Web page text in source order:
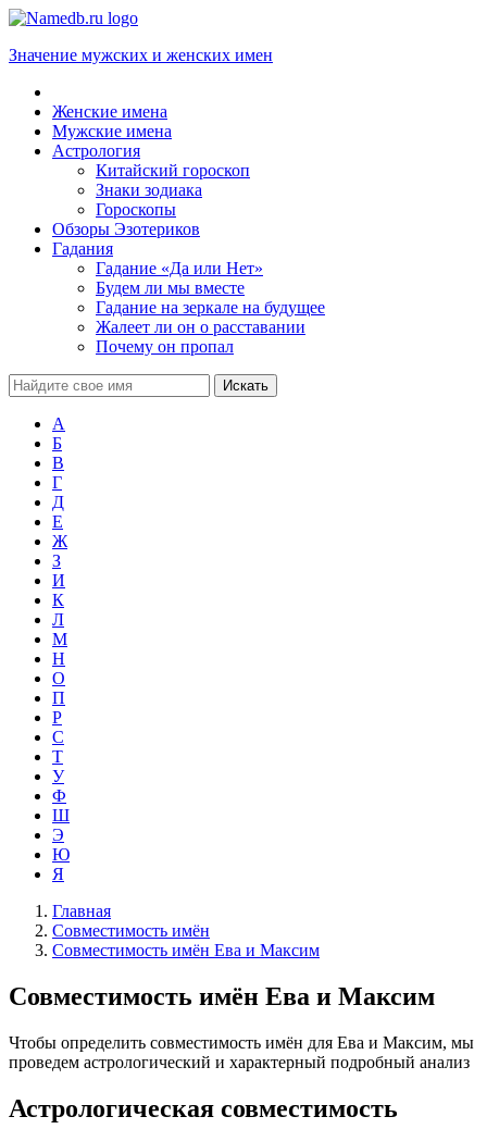
Значение мужских и женских имен
Женские имена
Мужские имена
Астрология
Китайский гороскоп
Знаки зодиака
Гороскопы
Обзоры Эзотериков
Гадания
Гадание «Да или Нет»
Будем ли мы вместе
Гадание на зеркале на будущее
Жалеет ли он о расставании
Почему он пропал
А
Б
В
Г
Д
Е
Ж
З
И
К
Л
М
Н
О
П
Р
С
Т
У
Ф
Ш
Э
Ю
Я
Главная
Совместимость имён
Совместимость имён Ева и Максим
Совместимость имён Ева и Максим
Чтобы определить совместимость имён для Ева и Максим, мы
проведем астрологический и характерный подробный анализ
Астрологическая совместимость